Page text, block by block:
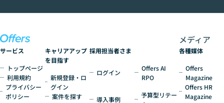
いう方にこそ参加いただきたいイベントで
サービス
トップページ
利用規約
プライバシー
ポリシー
キャリアアップ
を目指す
新規登録・ロ
グイン
案件を探す
採用担当者さま
ログイン
導入事例
Offers AI
RPO
予算型リテー
メディア
各種媒体
Offers
Magazine
Offers HR
Magazine